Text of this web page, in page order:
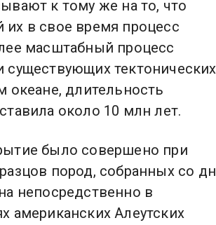
к тому же на то, что
в свое время процесс
масштабный процесс
существующих тектонических
океане, длительность
около 10 млн лет.
было совершено при
пород, собранных со
непосредственно в
американских Алеутских